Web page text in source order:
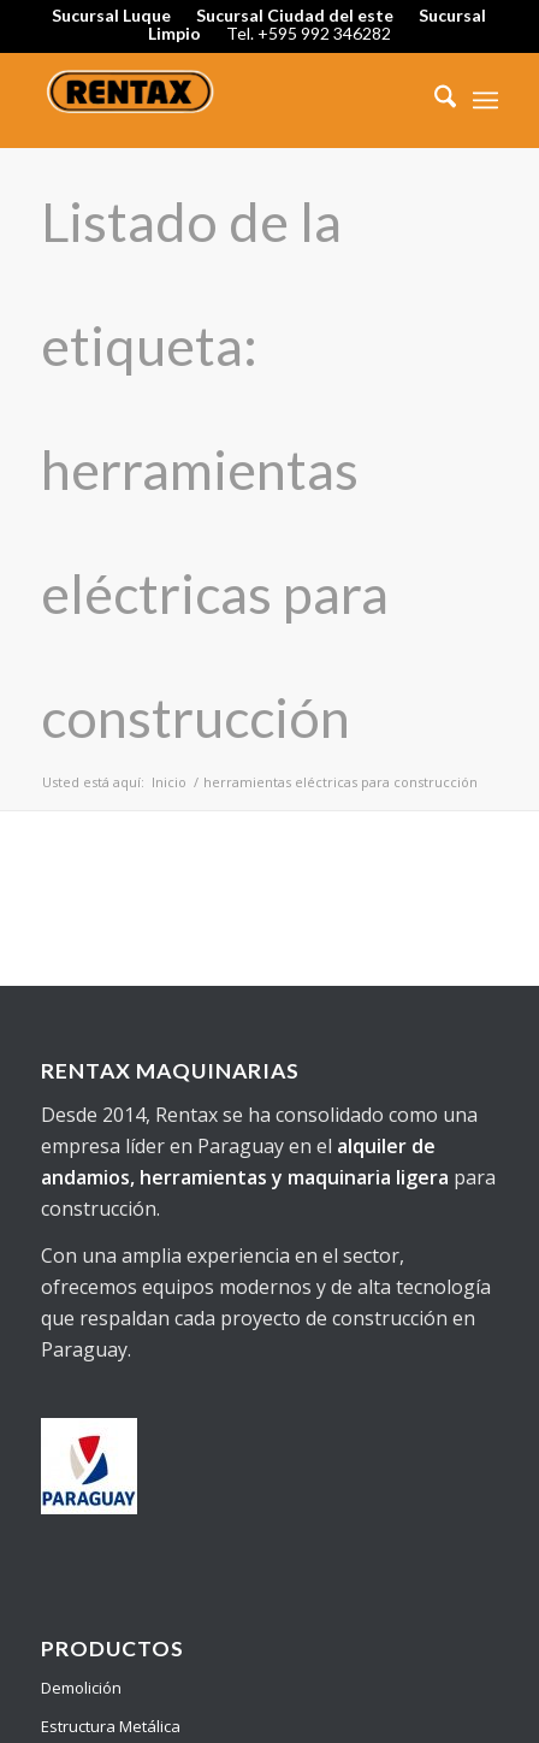
Sucursal Luque Sucursal Ciudad del este
Sucursal
Limpio
Tel. +595 992 346282
Listado de la
etiqueta:
herramientas
eléctricas para
construcción
Usted está aquí: Inicio / herramientas eléctricas para construcción
RENTAX MAQUINARIAS
Desde 2014, Rentax se ha consolidado como una
empresa líder en Paraguay en el alquiler de
andamios, herramientas y maquinaria ligera para
construcción.
Con una amplia experiencia en el sector,
ofrecemos equipos modernos y de alta tecnología
que respaldan cada proyecto de construcción en
Paraguay.
PRODUCTOS
Demolición
Estructura Metálica